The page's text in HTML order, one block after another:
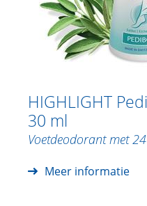
HIGHLIGHT
30 ml
Voetdeodorant met
Meer informatie